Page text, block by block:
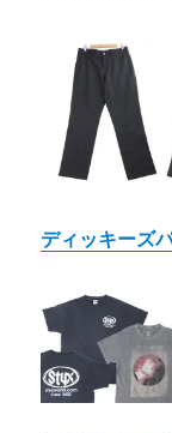
ディッキーズ